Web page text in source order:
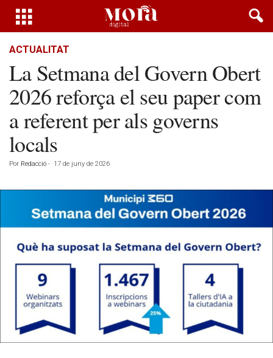
ACTUALITAT
La Setmana del Govern Obert
2026 reforça el seu paper com
a referent per als governs
locals
Por Redacció - 17 de juny de 2026